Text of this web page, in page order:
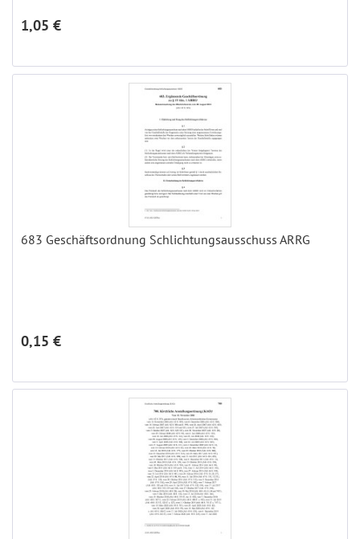
1,05 €
683 Geschäftsordnung Schlichtungsausschuss ARRG
0,15 €